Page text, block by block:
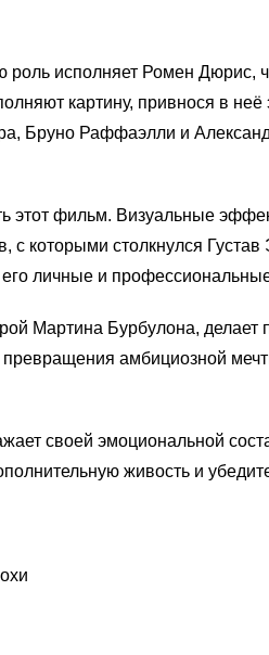
исполняет Ромен Дюрис,
картину, привнося в
Бруно Раффаэлли и
этот фильм. Визуальные
которыми столкнулся
личные и
Мартина Бурбулона,
амбициозной
своей эмоциональной
живость и